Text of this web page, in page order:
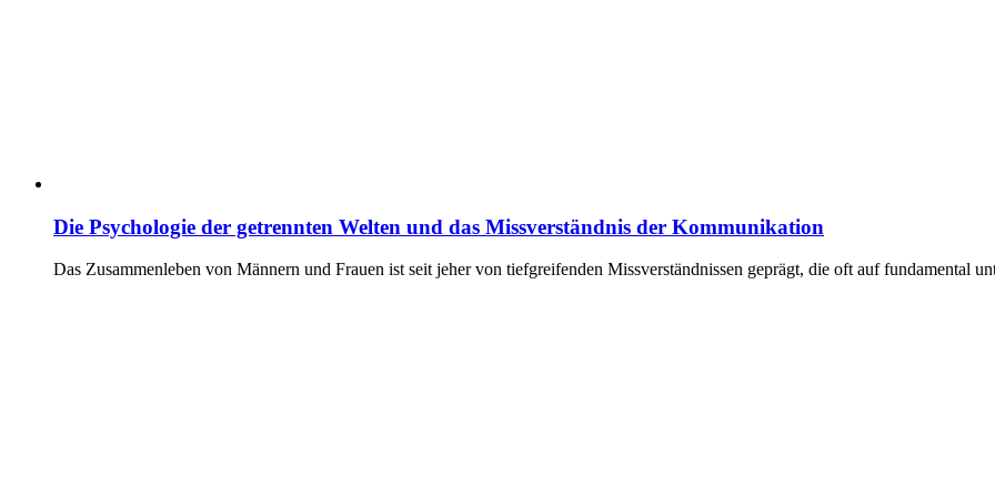
Die Psychologie der getrennten Welten und das Missverständnis der Kommunikation
Das Zusammenleben von Männern und Frauen ist seit jeher von tiefgreifenden Missverständnissen geprägt, die oft auf fundamental